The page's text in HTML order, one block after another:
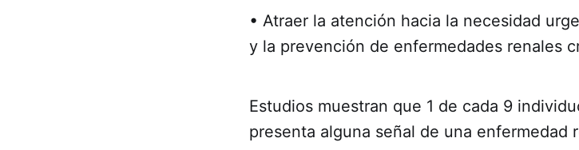
• Atraer la atención hacia la necesidad
y la prevención de enfermedades renales
Estudios muestran que 1 de cada 9
presenta alguna señal de una enfermedad